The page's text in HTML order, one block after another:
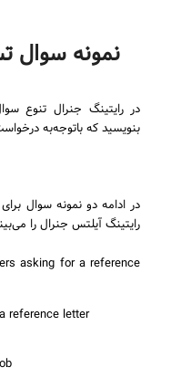
در رایتینگ جنرال تنوع
بنویسید که باتوجه‌به
در ادامه دو نمونه سوال
رایتینگ آیلتس جنرال را
asking for a reference
reference letter